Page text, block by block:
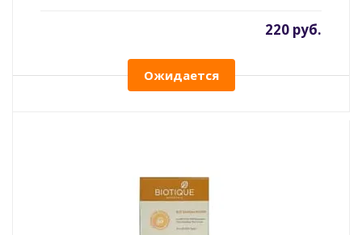
220 руб.
Ожидается